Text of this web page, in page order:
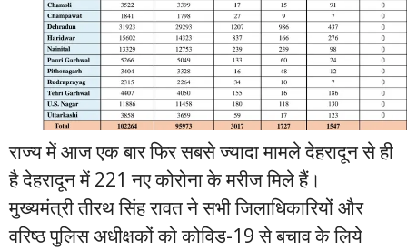
राज्य में आज एक बार फिर सबसे ज्यादा मामले देहरादून से ही
है देहरादून में 221 नए कोरोना के मरीज मिले हैं।
मुख्यमंत्री तीरथ सिंह रावत ने सभी जिलाधिकारियों और
वरिष्ठ पुलिस अधीक्षकों को कोविड-19 से बचाव के लिये